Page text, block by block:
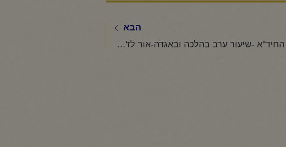
הבא
החיד"א -שיעור ערב בהלכה ובאגדה-אור לז' אב תשפ"ה